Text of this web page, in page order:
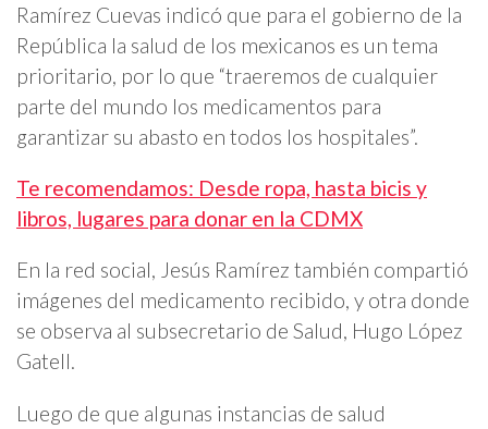
Ramírez Cuevas indicó que para el gobierno de la
República la salud de los mexicanos es un tema
prioritario, por lo que “traeremos de cualquier
parte del mundo los medicamentos para
garantizar su abasto en todos los hospitales”.
Te recomendamos: Desde ropa, hasta bicis y
libros, lugares para donar en la CDMX
En la red social, Jesús Ramírez también compartió
imágenes del medicamento recibido, y otra donde
se observa al subsecretario de Salud, Hugo López
Gatell.
Luego de que algunas instancias de salud